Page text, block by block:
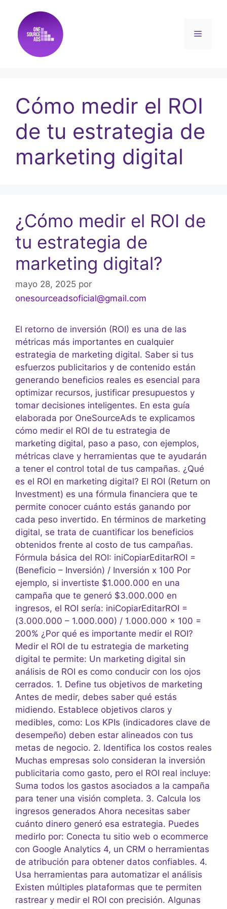
Cómo medir el ROI
de tu estrategia de
marketing digital
¿Cómo medir el ROI de
tu estrategia de
marketing digital?
mayo 28, 2025 por
onesourceadsoficial@gmail.com
El retorno de inversión (ROI) es una de las
métricas más importantes en cualquier
estrategia de marketing digital. Saber si tus
esfuerzos publicitarios y de contenido están
generando beneficios reales es esencial para
optimizar recursos, justificar presupuestos y
tomar decisiones inteligentes. En esta guía
elaborada por OneSourceAds te explicamos
cómo medir el ROI de tu estrategia de
marketing digital, paso a paso, con ejemplos,
métricas clave y herramientas que te ayudarán
a tener el control total de tus campañas. ¿Qué
es el ROI en marketing digital? El ROI (Return on
Investment) es una fórmula financiera que te
permite conocer cuánto estás ganando por
cada peso invertido. En términos de marketing
digital, se trata de cuantificar los beneficios
obtenidos frente al costo de tus campañas.
Fórmula básica del ROI: iniCopiarEditarROI =
(Beneficio – Inversión) / Inversión x 100 Por
ejemplo, si invertiste $1.000.000 en una
campaña que te generó $3.000.000 en
ingresos, el ROI sería: iniCopiarEditarROI =
(3.000.000 – 1.000.000) / 1.000.000 x 100 =
200% ¿Por qué es importante medir el ROI?
Medir el ROI de tu estrategia de marketing
digital te permite: Un marketing digital sin
análisis de ROI es como conducir con los ojos
cerrados. 1. Define tus objetivos de marketing
Antes de medir, debes saber qué estás
midiendo. Establece objetivos claros y
medibles, como: Los KPIs (indicadores clave de
desempeño) deben estar alineados con tus
metas de negocio. 2. Identifica los costos reales
Muchas empresas solo consideran la inversión
publicitaria como gasto, pero el ROI real incluye:
Suma todos los gastos asociados a la campaña
para tener una visión completa. 3. Calcula los
ingresos generados Ahora necesitas saber
cuánto dinero generó esa estrategia. Puedes
medirlo por: Conecta tu sitio web o ecommerce
con Google Analytics 4, un CRM o herramientas
de atribución para obtener datos confiables. 4.
Usa herramientas para automatizar el análisis
Existen múltiples plataformas que te permiten
rastrear y medir el ROI con precisión. Algunas